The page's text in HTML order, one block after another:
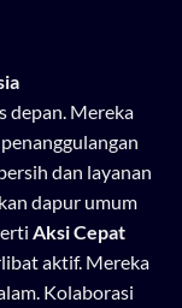
depan. Mereka
dan layanan
dapur umum
Aksi Cepat
aktif. Mereka
Kolaborasi